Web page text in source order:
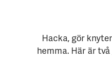
Hacka, gör
hemma. Här är